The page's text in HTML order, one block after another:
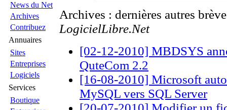
News du Net
Archives
Contribuez
Annuaires
Sites
Entreprises
Logiciels
Services
Boutique
Archives : dernières autres
LogicielLibre.Net
[02-12-2010] MBDSYS
QuteCom 2.2
[16-08-2010] Microsoft
MySQL vers SQL Server